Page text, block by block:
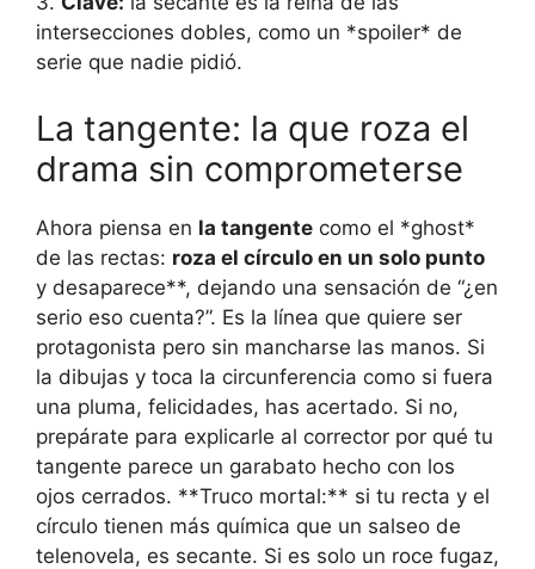
intersecciones dobles, como un *spoiler* de
serie que nadie pidió.
La tangente: la que roza el
drama sin comprometerse
Ahora piensa en la tangente como el *ghost*
de las rectas: roza el círculo en un solo punto
y desaparece**, dejando una sensación de “¿en
serio eso cuenta?”. Es la línea que quiere ser
protagonista pero sin mancharse las manos. Si
la dibujas y toca la circunferencia como si fuera
una pluma, felicidades, has acertado. Si no,
prepárate para explicarle al corrector por qué tu
tangente parece un garabato hecho con los
ojos cerrados. **Truco mortal:** si tu recta y el
círculo tienen más química que un salseo de
telenovela, es secante. Si es solo un roce fugaz,